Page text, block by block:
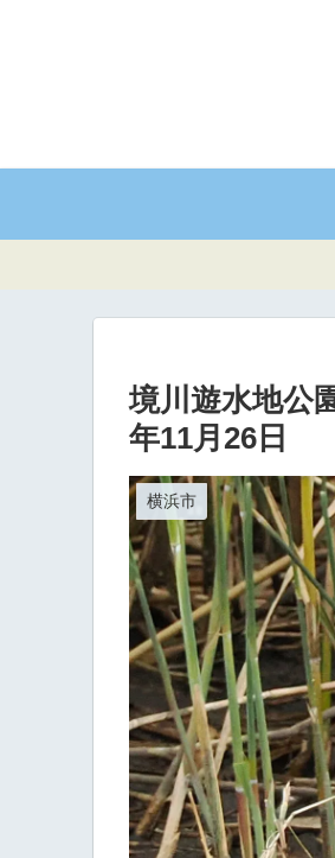
境川遊水地公
年11月26日
横浜市